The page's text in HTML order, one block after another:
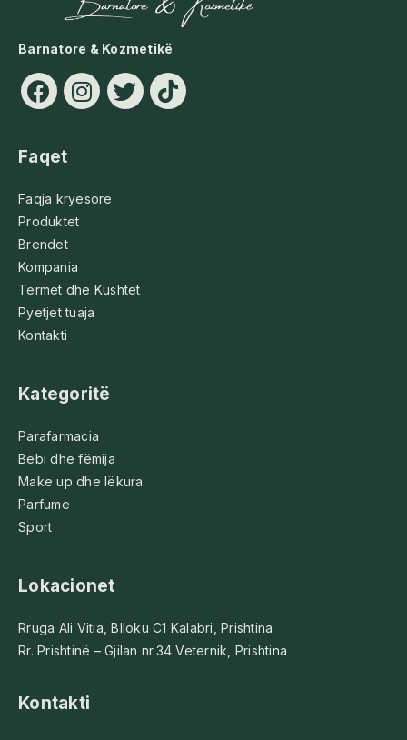
Barnatore & Kozmetikë
Faqet
Faqja kryesore
Produktet
Brendet
Kompania
Termet dhe Kushtet
Pyetjet tuaja
Kontakti
Kategoritë
Parafarmacia
Bebi dhe fëmija
Make up dhe lëkura
Parfume
Sport
Lokacionet
Rruga Ali Vitia, Blloku C1 Kalabri, Prishtina
Rr. Prishtinë – Gjilan nr.34 Veternik, Prishtina
Kontakti